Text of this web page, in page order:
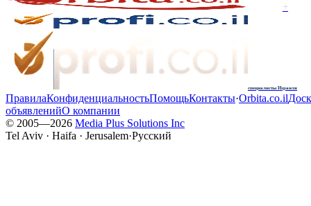
+
специалисты Израиля
ПравилаКонфиденциальностьПомощьКонтакты·Orbita.co.il
объявленийО компании
© 2005—2026 Media Plus Solutions Inc
Tel Aviv · Haifa · Jerusalem·Русский